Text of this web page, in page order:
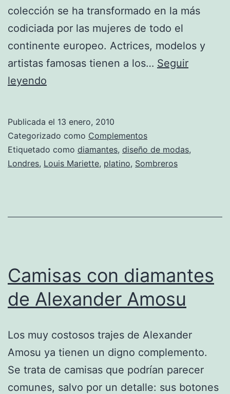
colección se ha transformado en la más
codiciada por las mujeres de todo el
continente europeo. Actrices, modelos y
artistas famosas tienen a los… Seguir
leyendo
sombreros
más
codiciados
Publicada el 13 enero, 2010
Categorizado como Complementos
Etiquetado como diamantes, diseño de modas,
Londres, Louis Mariette, platino, Sombreros
Camisas con diamantes
de Alexander Amosu
Los muy costosos trajes de Alexander
Amosu ya tienen un digno complemento.
Se trata de camisas que podrían parecer
comunes, salvo por un detalle: sus botones